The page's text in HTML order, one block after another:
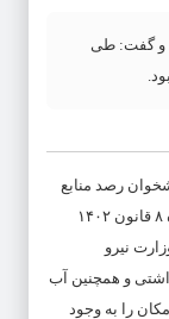
و گفت: طی
رصد منابع
آب کشور در جمع خبرنگاران با بیان این‌که در تبصره ۸ قانون ۱۴۰۲
نیرو
و همچنین آب
را به وجود